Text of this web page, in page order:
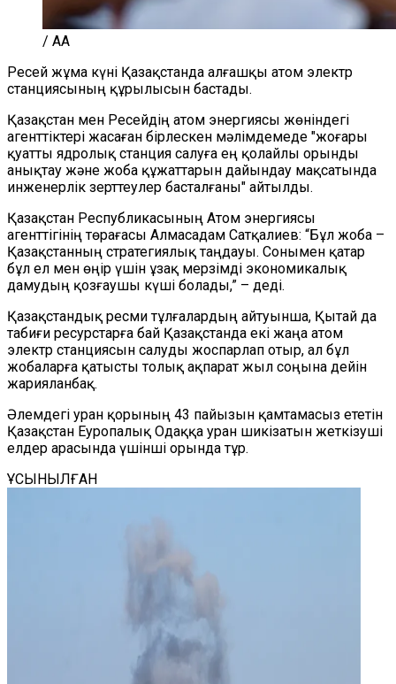
/ AA
Ресей жұма күні Қазақстанда алғашқы атом электр
станциясының құрылысын бастады.
Қазақстан мен Ресейдің атом энергиясы жөніндегі
агенттіктері жасаған бірлескен мәлімдемеде "жоғары
қуатты ядролық станция салуға ең қолайлы орынды
анықтау және жоба құжаттарын дайындау мақсатында
инженерлік зерттеулер басталғаны" айтылды.
Қазақстан Республикасының Атом энергиясы
агенттігінің төрағасы Алмасадам Сатқалиев: “Бұл жоба –
Қазақстанның стратегиялық таңдауы. Сонымен қатар
бұл ел мен өңір үшін ұзақ мерзімді экономикалық
дамудың қозғаушы күші болады,” – деді.
Қазақстандық ресми тұлғалардың айтуынша, Қытай да
табиғи ресурстарға бай Қазақстанда екі жаңа атом
электр станциясын салуды жоспарлап отыр, ал бұл
жобаларға қатысты толық ақпарат жыл соңына дейін
жарияланбақ.
Әлемдегі уран қорының 43 пайызын қамтамасыз ететін
Қазақстан Еуропалық Одаққа уран шикізатын жеткізуші
елдер арасында үшінші орында тұр.
ҰСЫНЫЛҒАН